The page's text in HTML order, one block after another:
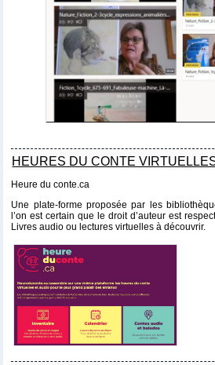
HEURES DU CONTE
Heure du conte.ca
Une plate-forme proposée par les
l’on est certain que le droit d’auteur est
Livres audio ou lectures virtuelles à découvrir.